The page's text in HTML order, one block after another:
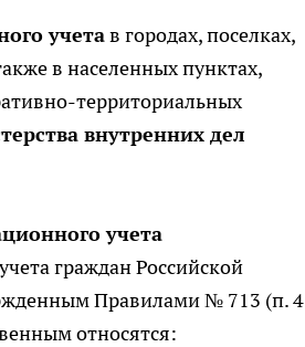
учетав городах, поселках,
в населенных пунктах,
территориальных
внутренних дел
учета
граждан Российской
Правилами № 713 (п. 4
относятся: